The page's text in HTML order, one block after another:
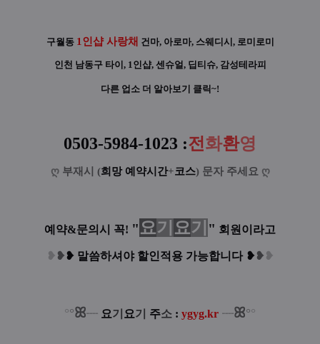
구월동 1인샵 사랑채 건마, 아로마, 스웨디시, 로미로미
인천 남동구 타이, 1인샵, 센슈얼, 딥티슈, 감성테라피
다른 업소 더 알아보기 클릭~!
0503-5984-1023 :전화환영
ღ 부재시 (희망 예약시간+코스) 문자 주세요 ღ
예약&문의시 꼭! "요기 요기 " 회원이라고
❥ ❥❥ 말씀하셔야 할인적용 가능합니다 ❥❥ ❥
°°ꕤ┈ 요기 요기 주소 : ygyg.kr ┈ꕤ°°